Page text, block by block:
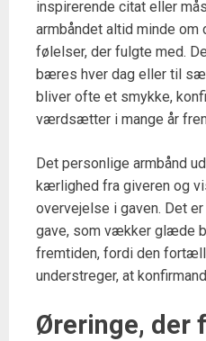
inspirerende citat eller
armbåndet altid minde om
følelser, der fulgte med.
bæres hver dag eller til
bliver ofte et smykke,
værdsætter i mange år
Det personlige armbånd
kærlighed fra giveren og
overvejelse i gaven. Det
gave, som vækker glæde
fremtiden, fordi den
understreger, at
Øreringe, der